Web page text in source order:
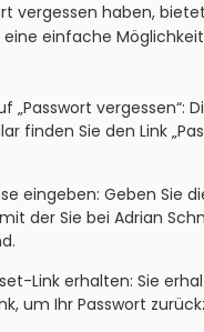
vergessen haben,
eine einfache
„Passwort vergessen“:
finden Sie den Link
eingeben: Geben Sie
der Sie bei Adrian
Link erhalten: Sie
um Ihr Passwort